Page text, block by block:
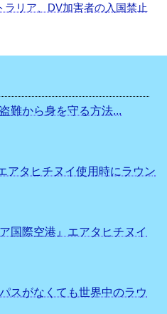
ラリア、DV加害者の入国禁止
難から身を守る方法...
アタヒチヌイ使用時にラウン
国際空港』エアタヒチヌイ
スがなくても世界中のラウ